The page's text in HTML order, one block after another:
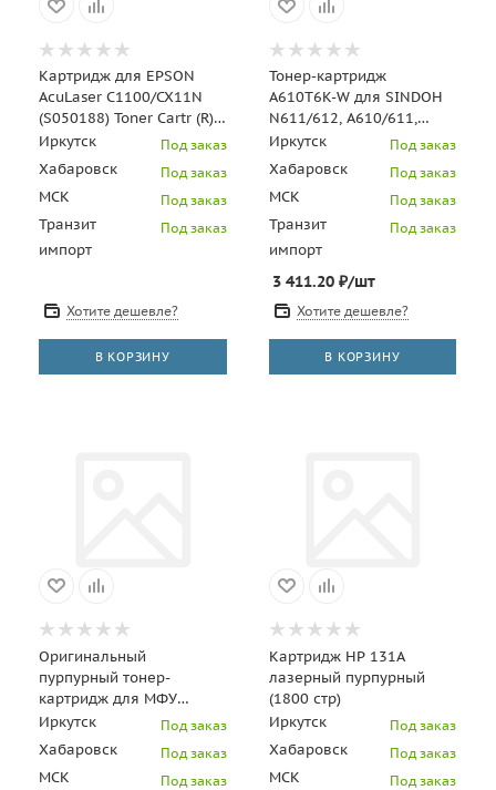
Картридж для EPSON
AcuLaser C1100/CX11N
(S050188) Toner Cartr (R)
кр (4К) UNITON Eco
Иркутск Под заказ
Хабаровск Под заказ
МСК Под заказ
Транзит
импорт
Под заказ
Хотите дешевле?
В КОРЗИНУ
Тонер-картридж
A610T6K-W для SINDOH
N611/612, A610/611,
M611/612 (CET), 13000
стр., DGP2031
Иркутск Под заказ
Хабаровск Под заказ
МСК Под заказ
Транзит
импорт
Под заказ
3 411.20₽/шт
Хотите дешевле?
В КОРЗИНУ
Оригинальный
пурпурный тонер-
картридж для МФУ
Sindoh D330e/D332e.
Ресурс 24 000
отпечатков
Иркутск Под заказ
Хабаровск Под заказ
МСК Под заказ
Картридж HP 131A
лазерный пурпурный
(1800 стр)
Иркутск
Под заказ
Хабаровск Под заказ
МСК Под заказ